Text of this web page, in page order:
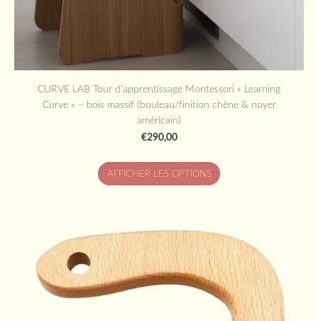
CURVE LAB Tour d’apprentissage Montessori « Learning
Curve » – bois massif (bouleau/finition chêne & noyer
américain)
€290,00
AFFICHER LES OPTIONS